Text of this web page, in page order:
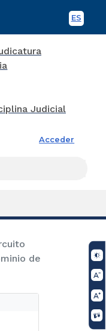
ES
Acceder
de